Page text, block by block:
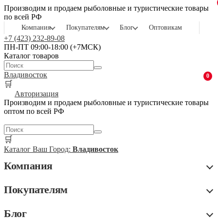
Производим и продаем рыболовные и туристические товары
по всей РФ
Компания Покупателям Блог Оптовикам
+7 (423) 232-89-08
ПН-ПТ 09:00-18:00 (+7МСК)
Каталог товаров
Владивосток
🛒
0
Авторизация
Производим и продаем рыболовные и туристические товары
оптом по всей РФ
🛒
Каталог Ваш Город: Владивосток
Компания
Покупателям
Блог